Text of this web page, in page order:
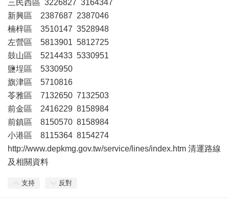
三民西區 3226827 3164347
新興區 2387687 2387046
楠梓區 3510147 3528948
左營區 5813901 5812725
鼓山區 5214433 5330951
鹽埕區 5330950
旗津區 5710816
苓雅區 7132650 7132503
前金區 2416229 8158984
前鎮區 8150570 8158984
小港區 8115364 8154274
http://www.depkmg.gov.tw/service/lines/index.htm 清運路線
及相關資料
支持 反對